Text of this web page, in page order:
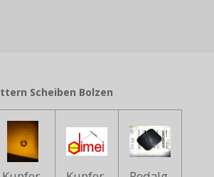
Scheiben Bolzen